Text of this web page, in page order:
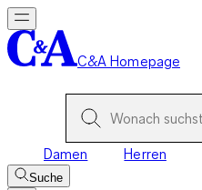
C&A Homepage
Damen Herren
Suche